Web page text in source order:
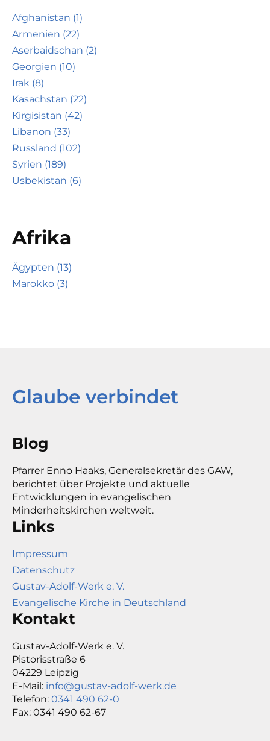
Afghanistan (1)
Armenien (22)
Aserbaidschan (2)
Georgien (10)
Irak (8)
Kasachstan (22)
Kirgisistan (42)
Libanon (33)
Russland (102)
Syrien (189)
Usbekistan (6)
Afrika
Ägypten (13)
Marokko (3)
Glaube verbindet
Blog
Pfarrer Enno Haaks, Generalsekretär des GAW,
berichtet über Projekte und aktuelle
Entwicklungen in evangelischen
Minderheitskirchen weltweit.
Links
Impressum
Datenschutz
Gustav-Adolf-Werk e. V.
Evangelische Kirche in Deutschland
Kontakt
Gustav-Adolf-Werk e. V.
Pistorisstraße 6
04229 Leipzig
E-Mail: info@gustav-adolf-werk.de
Telefon: 0341 490 62-0
Fax: 0341 490 62-67